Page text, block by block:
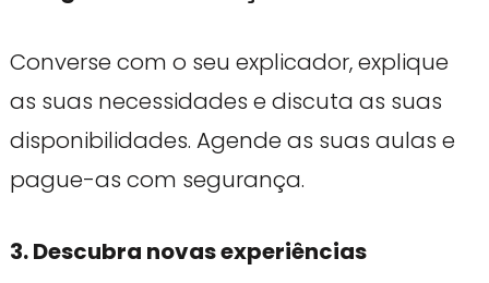
Converse com o seu explicador, explique
as suas necessidades e discuta as suas
disponibilidades. Agende as suas aulas e
pague-as com segurança.
3. Descubra novas experiências